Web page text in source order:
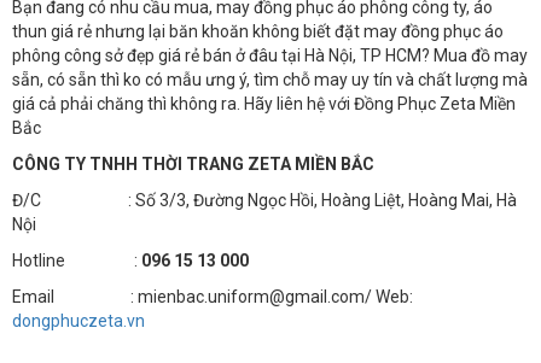
Bạn đang có nhu cầu mua, may đồng phục áo phông công ty, áo
thun giá rẻnhưng lại băn khoăn không biết đặt may đồng phục áo
phông công sở đẹp giá rẻ bán ở đâu tại Hà Nội, TP HCM? Mua đồ may
sẵn, có sẵn thì ko có mẫu ưng ý, tìm chỗ may uy tín và chất lượng mà
giá cả phải chăng thì không ra. Hãy liên hệ với Đồng Phục Zeta Miền
Bắc
CÔNG TY TNHH THỜI TRANG ZETA MIỀN BẮC
Đ/C : Số 3/3, Đường Ngọc Hồi, Hoàng Liệt, Hoàng Mai, Hà
Nội
Hotline : 096 15 13 000
Email : mienbac.uniform@gmail.com/ Web:
dongphuczeta.vn